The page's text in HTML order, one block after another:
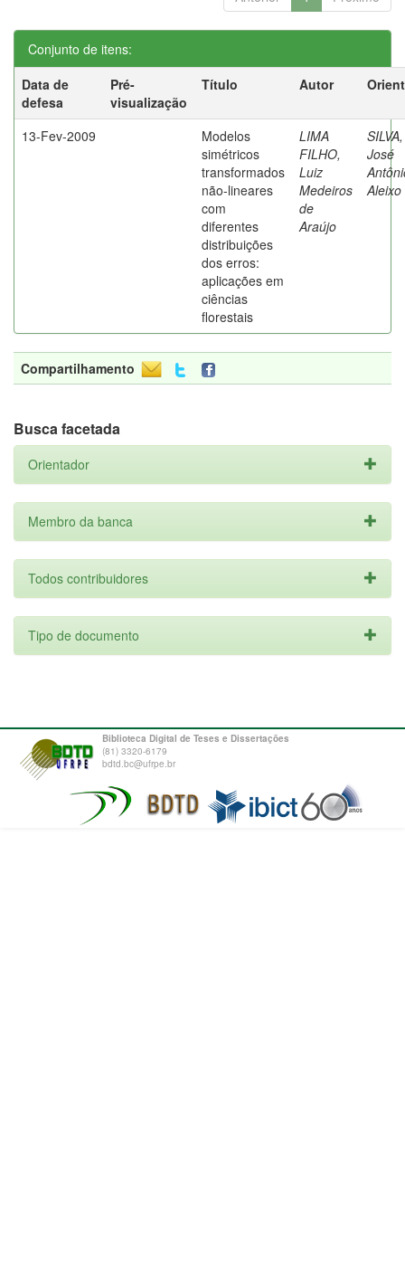
Conjunto de itens:
Data de
defesa
Pré-
visualização
Título Autor
13-Fev-2009
Modelos
simétricos
transformados
não-lineares
com
diferentes
distribuições
dos erros:
aplicações em
ciências
florestais
LIMA
FILHO,
Luiz
Medeiros
de
Araújo
SILVA,
José
Aleixo
Compartilhamento
Busca facetada
Orientador
Membro da banca
Todos contribuidores
Tipo de documento
Biblioteca Digital de Teses e Dissertações
(81) 3320-6179
bdtd.bc@ufrpe.br